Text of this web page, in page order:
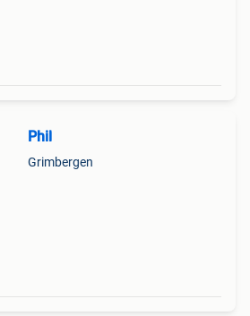
Phil
Grimbergen